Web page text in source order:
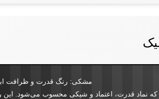
مشکی: رنگ قدرت و ظرافت
قدرت، اعتماد و شیکی محسوب می‌شود. این رنگ